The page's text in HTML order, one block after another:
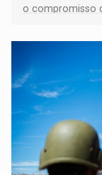
o compromisso